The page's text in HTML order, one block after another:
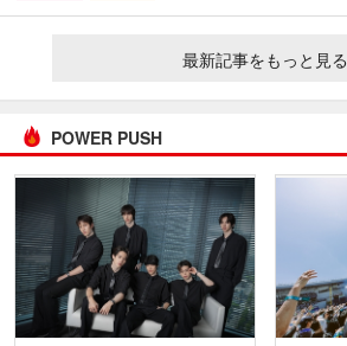
最新記事をもっと見る
POWER PUSH